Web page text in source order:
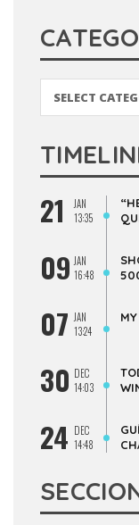
21
JAN
13:35
09 JAN
16:48
07 JAN
13:24
30 DEC
14:03
24 DEC
14:48